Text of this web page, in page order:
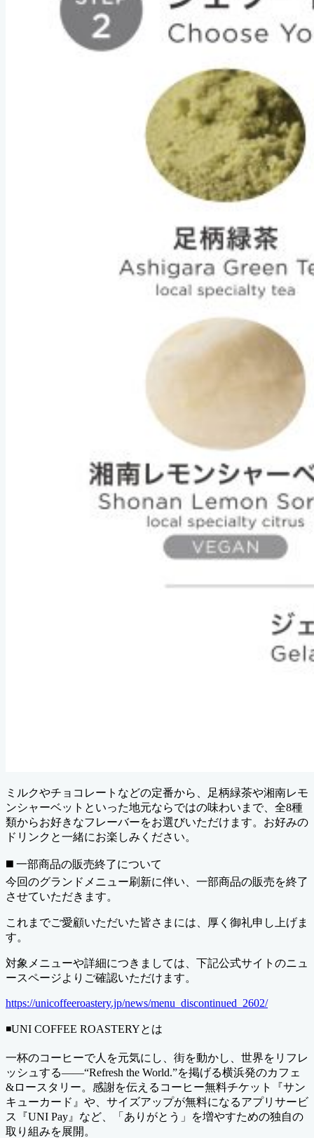
ミルクやチョコレートなどの定番から、足柄緑茶や湘南レモ
ンシャーベットといった地元ならではの味わいまで、全8種
類からお好きなフレーバーをお選びいただけます。お好みの
ドリンクと一緒にお楽しみください。
◼️ 一部商品の販売終了について
今回のグランドメニュー刷新に伴い、一部商品の販売を終了
させていただきます。
これまでご愛顧いただいた皆さまには、厚く御礼申し上げま
す。
対象メニューや詳細につきましては、下記公式サイトのニュ
ースページよりご確認いただけます。
https://unicoffeeroastery.jp/news/menu_discontinued_2602/
◾️UNI COFFEE ROASTERYとは
一杯のコーヒーで人を元気にし、街を動かし、世界をリフレ
ッシュする——“Refresh the World.”を掲げる横浜発のカフェ
&ロースタリー。感謝を伝えるコーヒー無料チケット『サン
キューカード』や、サイズアップが無料になるアプリサービ
ス『UNI Pay』など、「ありがとう」を増やすための独自の
取り組みを展開。